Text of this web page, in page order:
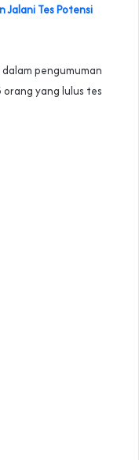
Jalani Tes Potensi
pengumuman
orang yang lulus tes